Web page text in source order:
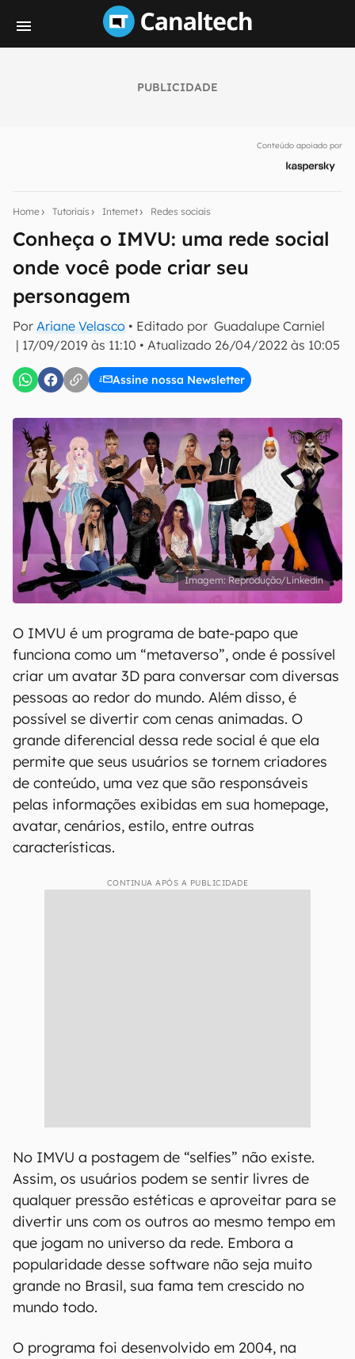
PUBLICIDADE
Conteúdo apoiado por
Home Tutoriais Internet Redes sociais
Conheça o IMVU: uma rede social
onde você pode criar seu
personagem
Por Ariane Velasco • Editado por Guadalupe Carniel
| 17/09/2019 às 11:10 • Atualizado 26/04/2022 às 10:05
Assine nossa Newsletter
notícias e reviews sobre tecnologia em primeira
inscreva-se
Uso e Política de Privacidade do Canaltech.
Reprodução/Linkedin
O IMVU é um programa de bate-papo que
funciona como um “metaverso”, onde é possível
criar um avatar 3D para conversar com diversas
pessoas ao redor do mundo. Além disso, é
possível se divertir com cenas animadas. O
grande diferencial dessa rede social é que ela
permite que seus usuários se tornem criadores
de conteúdo, uma vez que são responsáveis
pelas informações exibidas em sua homepage,
avatar, cenários, estilo, entre outras
características.
CONTINUA APÓS A PUBLICIDADE
No IMVU a postagem de “selfies” não existe.
Assim, os usuários podem se sentir livres de
qualquer pressão estéticas e aproveitar para se
divertir uns com os outros ao mesmo tempo em
que jogam no universo da rede. Embora a
popularidade desse software não seja muito
grande no Brasil, sua fama tem crescido no
mundo todo.
O programa foi desenvolvido em 2004, na